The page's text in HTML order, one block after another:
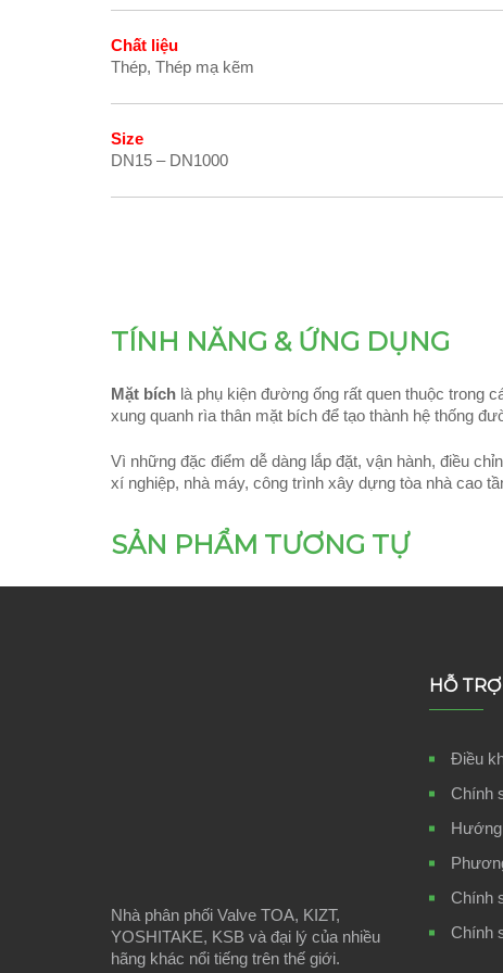
Chất liệu
Thép, Thép mạ kẽm
Size
DN15 – DN1000
TÍNH NĂNG & ỨNG DỤNG
Mặt bích là phụ kiện đường ống rất quen thuộc trong
xung quanh rìa thân mặt bích để tạo thành hệ thống
Vì những đặc điểm dễ dàng lắp đặt, vận hành, điều
xí nghiệp, nhà máy, công trình xây dựng tòa nhà cao
SẢN PHẨM TƯƠNG TỰ
Nhà phân phối Valve TOA, KIZT,
YOSHITAKE, KSB và đại lý của nhiều
hãng khác nổi tiếng trên thế giới.
HỖ
Điều
Chính
Chính
Chính